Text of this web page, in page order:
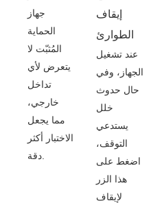
جهاز
الحماية
المُثبّت لا
يتعرض لأي
تداخل
خارجي،
مما يجعل
الاختبار أكثر
إيقاف
الطوارئ
عند تشغيل
الجهاز، وفي
حال حدوث
خلل
يستدعي
التوقف،
اضغط على
هذا الزر
لإيقاف